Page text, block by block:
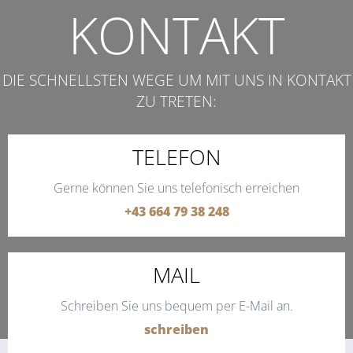
KONTAKT
DIE SCHNELLSTEN WEGE UM MIT UNS IN KONTAKT
ZU TRETEN:
TELEFON
Gerne können Sie uns telefonisch erreichen
+43 664 79 38 248
MAIL
Schreiben Sie uns bequem per E-Mail an.
schreiben